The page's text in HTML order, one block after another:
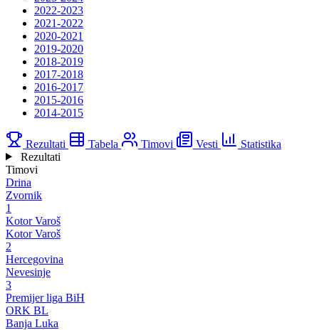
2022-2023
2021-2022
2020-2021
2019-2020
2018-2019
2017-2018
2016-2017
2015-2016
2014-2015
Rezultati Tabela Timovi Vesti
Statistika
Rezultati
Timovi
Drina
Zvornik
1
Kotor Varoš
Kotor Varoš
2
Hercegovina
Nevesinje
3
Premijer liga BiH
ORK BL
Banja Luka